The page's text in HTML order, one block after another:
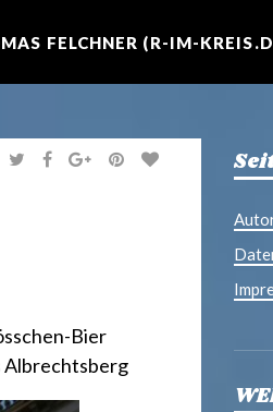
FELCHNER (R-IM-
T
W
F
A
G
O
P
I
Bier
Albrechtsberg